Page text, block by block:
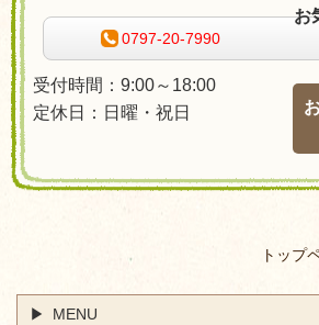
お
0797-20-7990
受付時間：9:00～18:00
定休日：日曜・祝日
トップ
MENU